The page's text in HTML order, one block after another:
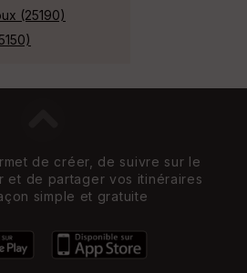
(25190)
de créer, de suivre sur le
et de partager vos itinéraires
simple et gratuite